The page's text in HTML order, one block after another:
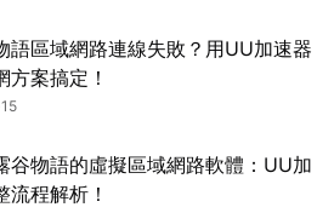
語區域網路連線失敗？用UU加速器
方案搞定！
谷物語的虛擬區域網路軟體：UU加
流程解析！